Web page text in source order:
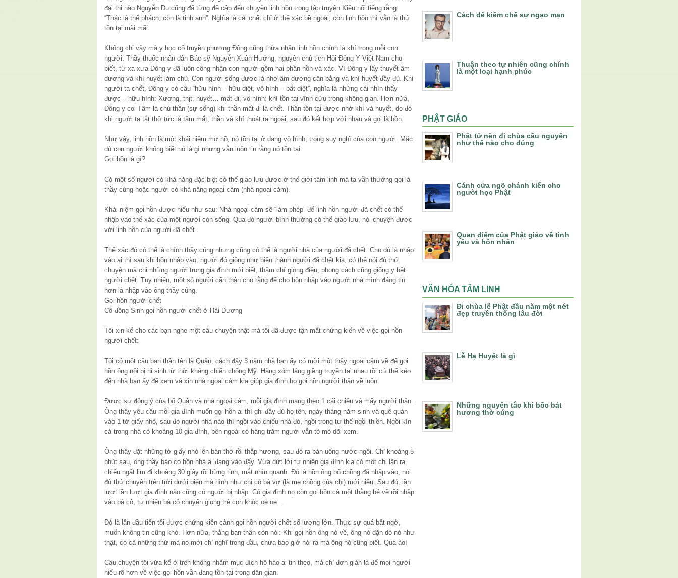
đại thi hào Nguyễn Du cũng đã từng đề cập đến chuyện linh hồn trong tập truyện Kiều nổi tiếng rằng:
“Thác là thể phách, còn là tinh anh”. Nghĩa là cái chết chỉ ở thể xác bề ngoài, còn linh hồn thì vẫn là thứ
tồn tại mãi mãi.
Không chỉ vậy mà y học cổ truyền phương Đông cũng thừa nhận linh hồn chính là khí trong mỗi con
người. Thầy thuốc nhân dân Bác sỹ Nguyễn Xuân Hướng, nguyên chủ tịch Hội Đông Y Việt Nam cho
biết, từ xa xưa Đông y đã luôn công nhận con người gồm hai phần hồn và xác. Vì Đông y lấy thuyết âm
dương và khí huyết làm chủ. Con người sống được là nhờ âm dương cân bằng và khí huyết đầy đủ. Khi
người ta chết, Đông y có câu “hữu hình – hữu diệt, vô hình – bất diệt”, nghĩa là những cái nhìn thấy
được – hữu hình: Xương, thịt, huyết… mất đi, vô hình: khí tồn tại vĩnh cửu trong không gian. Hơn nữa,
Đông y coi Tâm là chủ thần (sự sống) khi thần mất đi là chết. Thần tồn tại được nhờ khí và huyết, do đó
khi người ta tắt thở tức là tâm mất, thần và khí thoát ra ngoài, sau đó kết hợp với nhau và gọi là hồn.
Như vậy, linh hồn là một khái niệm mơ hồ, nó tồn tại ở dạng vô hình, trong suy nghĩ của con người. Mặc
dù con người không biết nó là gì nhưng vẫn luôn tin rằng nó tồn tại.
Gọi hồn là gì?
Có một số người có khả năng đặc biệt có thể giao lưu được ở thế giới tâm linh mà ta vẫn thường gọi là
thầy cúng hoặc người có khả năng ngoại cảm (nhà ngoại cảm).
Khái niệm gọi hồn được hiểu như sau: Nhà ngoại cảm sẽ “làm phép” để linh hồn người đã chết có thể
nhập vào thể xác của một người còn sống. Qua đó người bình thường có thể giao lưu, nói chuyện được
với linh hồn của người đã chết.
Thể xác đó có thể là chính thầy cúng nhưng cũng có thể là người nhà của người đã chết. Cho dù là nhập
vào ai thì sau khi hồn nhập vào, người đó giống như biến thành người đã chết kia, có thể nói đủ thứ
chuyện mà chỉ những người trong gia đình mới biết, thậm chí giọng điệu, phong cách cũng giống y hệt
người chết. Tuy nhiên, một số người cẩn thận cho rằng để cho hồn nhập vào người nhà mình đáng tin
hơn là nhập vào ông thầy cúng.
Gọi hồn người chết
Cô đồng Sinh gọi hồn người chết ở Hải Dương
Tôi xin kể cho các bạn nghe một câu chuyện thật mà tôi đã được tận mắt chứng kiến về việc gọi hồn
người chết:
Tôi có một cậu bạn thân tên là Quân, cách đây 3 năm nhà bạn ấy có mời một thầy ngoại cảm về để gọi
hồn ông nội bị hi sinh từ thời kháng chiến chống Mỹ. Hàng xóm láng giềng truyền tai nhau rồi cứ thế kéo
đến nhà bạn ấy để xem và xin nhà ngoại cảm kia giúp gia đình họ gọi hồn người thân về luôn.
Được sự đồng ý của bố Quân và nhà ngoại cảm, mỗi gia đình mang theo 1 cái chiếu và mấy người thân.
Ông thầy yêu cầu mỗi gia đình muốn gọi hồn ai thì ghi đầy đủ họ tên, ngày tháng năm sinh và quê quán
vào 1 tờ giấy nhỏ, sau đó người nhà nào thì ngồi vào chiếu nhà đó, ngồi trong tư thế ngồi thiền. Ngồi kín
cả trong nhà có khoảng 10 gia đình, bên ngoài có hàng trăm người vẫn tò mò dõi xem.
Ông thầy đặt những tờ giấy nhỏ lên bàn thờ rồi thắp hương, sau đó ra bàn uống nước ngồi. Chỉ khoảng 5
phút sau, ông thầy bảo có hồn nhà ai đang vào đấy. Vừa dứt lời tự nhiên gia đình kia có một chị lăn ra
chiếu ngất lịm đi khoảng 30 giây rồi bừng tỉnh, mắt nhìn quanh. Đó là hồn ông bố chồng đã nhập vào, nói
đủ thứ chuyện trên trời dưới biển mà hình như chỉ có bà vợ (là mẹ chồng của chị) mới hiểu. Sau đó, lần
lượt lần lượt gia đình nào cũng có người bị nhập. Có gia đình nọ còn gọi hồn cả một thằng bé về rồi nhập
vào bà cô, tự nhiên bà cô chuyển giọng trẻ con khóc oe oe…
Đó là lần đầu tiên tôi được chứng kiến cảnh gọi hồn người chết số lượng lớn. Thực sự quá bất ngờ,
muốn không tin cũng khó. Hơn nữa, thằng bạn thân còn nói: Khi gọi hồn ông nó về, ông nó dặn dò nó như
thật, có cả những thứ mà nó mới chỉ nghĩ trong đầu, chưa bao giờ nói ra mà ông nó cũng biết. Quá ảo!
Câu chuyện tôi vừa kể ở trên không nhằm mục đích hô hào ai tin theo, mà chỉ đơn giản là để mọi người
hiểu rõ hơn về việc gọi hồn vẫn đang tồn tại trong dân gian.
Cách để kiềm chế sự ngạo mạn
Thuận theo tự nhiên cũng chính
là một loại hạnh phúc
PHẬT GIÁO
Phật tử nên đi chùa cầu nguyện
như thế nào cho đúng
Cánh cửa ngõ chánh kiến cho
người học Phật
Quan điểm của Phật giáo về tình
yêu và hôn nhân
VĂN HÓA TÂM LINH
Đi chùa lễ Phật đầu năm một nét
đẹp truyền thống lâu đời
Lễ Hạ Huyệt là gì
Những nguyên tắc khi bốc bát
hương thờ cúng